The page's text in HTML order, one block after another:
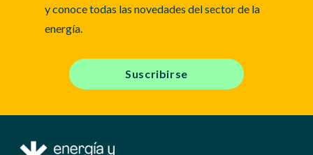
y conoce todas las novedades del sector de la
energía.
Suscribirse